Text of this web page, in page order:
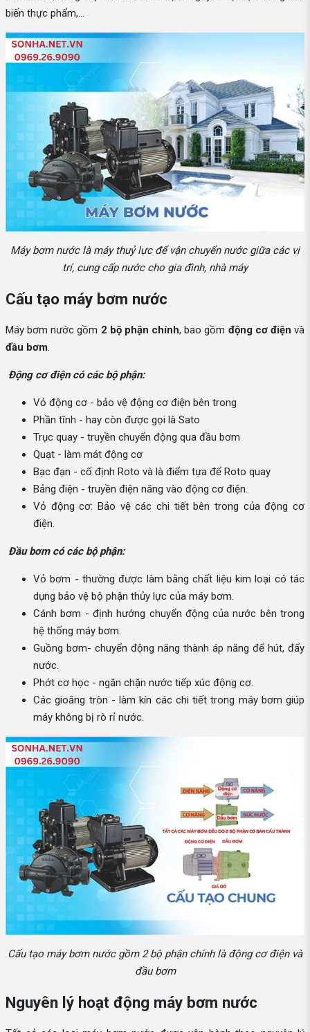
biến thực phẩm,...
Máy bơm nước là máy thuỷ lực để vận chuyển nước giữa các vị
trí, cung cấp nước cho gia đình, nhà máy
Cấu tạo máy bơm nước
Máy bơm nước gồm 2 bộ phận chính, bao gồm động cơ điện và
đầu bơm
Động cơ điện có các bộ phận:
Vỏ động cơ - bảo vệ động cơ điện bên trong
Phần tĩnh - hay còn được gọi là Sato
Trục quay - truyền chuyển động qua đầu bơm
Quạt - làm mát động cơ
Bạc đạn - cố định Roto và là điểm tựa để Roto quay
Bảng điện - truyền điện năng vào động cơ điện.
Vỏ động cơ: Bảo vệ các chi tiết bên trong của động cơ
điện.
Đầu bơm có các bộ phận:
Vỏ bơm - thường được làm bằng chất liệu kim loại có tác
dụng bảo vệ bộ phận thủy lực của máy bơm.
Cánh bơm - định hướng chuyển động của nước bên trong
hệ thống máy bơm.
Guồng bơm- chuyển động năng thành áp năng để hút, đẩy
nước.
Phớt cơ học - ngăn chặn nước tiếp xúc động cơ.
Các gioăng tròn - làm kín các chi tiết trong máy bơm giúp
máy không bị rò rỉ nước.
Cấu tạo máy bơm nước gồm 2 bộ phận chính là động cơ điện và
đầu bơm
Nguyên lý hoạt động máy bơm nước